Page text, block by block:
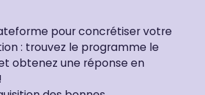
pour concrétiser votre
: trouvez le programme le
obtenez une réponse en